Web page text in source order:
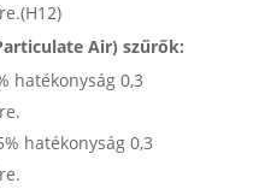
Air) szűrők:
hatékonyság 0,3
hatékonyság 0,3